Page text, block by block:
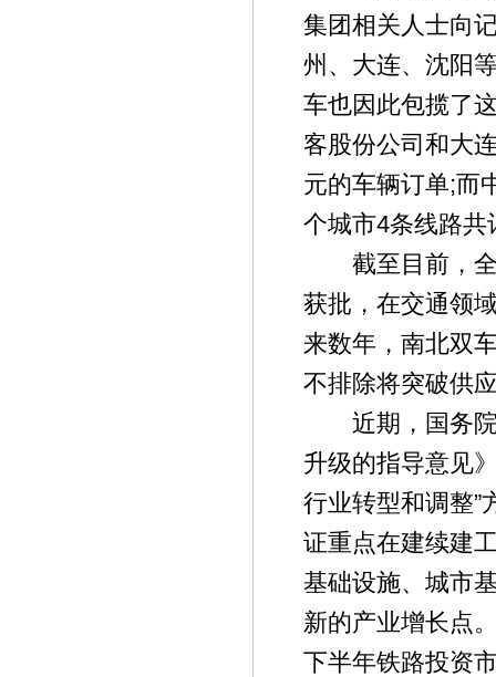
集团相关人士向
州、大连、沈阳
车也因此包揽了
客股份公司和大
元的车辆订单;而
个城市4条线路共
截至目前，全
获批，在交通领
来数年，南北双
不排除将突破供
近期，国务院
升级的指导意见
行业转型和调整”
证重点在建续建
基础设施、城市
新的产业增长点
下半年铁路投资